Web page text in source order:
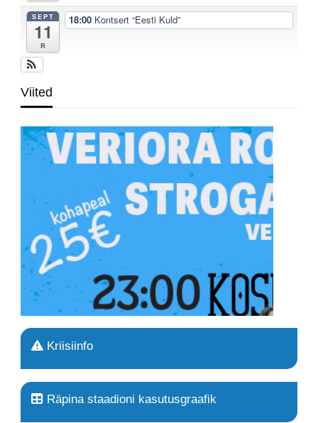
SEPT
11
R
18:00 Kontsert “Eesti Kuld”
Viited
Kriisiinfo
Räpina staadioni kasutusgraafik